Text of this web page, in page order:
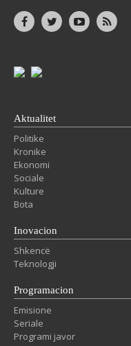
Aktualitet
Politike
Kronike
Ekonomi
Sociale
Kulture
Bota
Inovacion
Shkencë
Teknologji
Programacion
Emisione
Seriale
Programi javor